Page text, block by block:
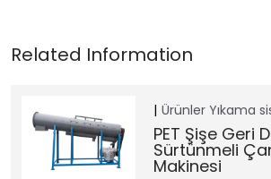
Ürünler Yıkama
PET Şişe Geri
Sürtünmeli
Makinesi